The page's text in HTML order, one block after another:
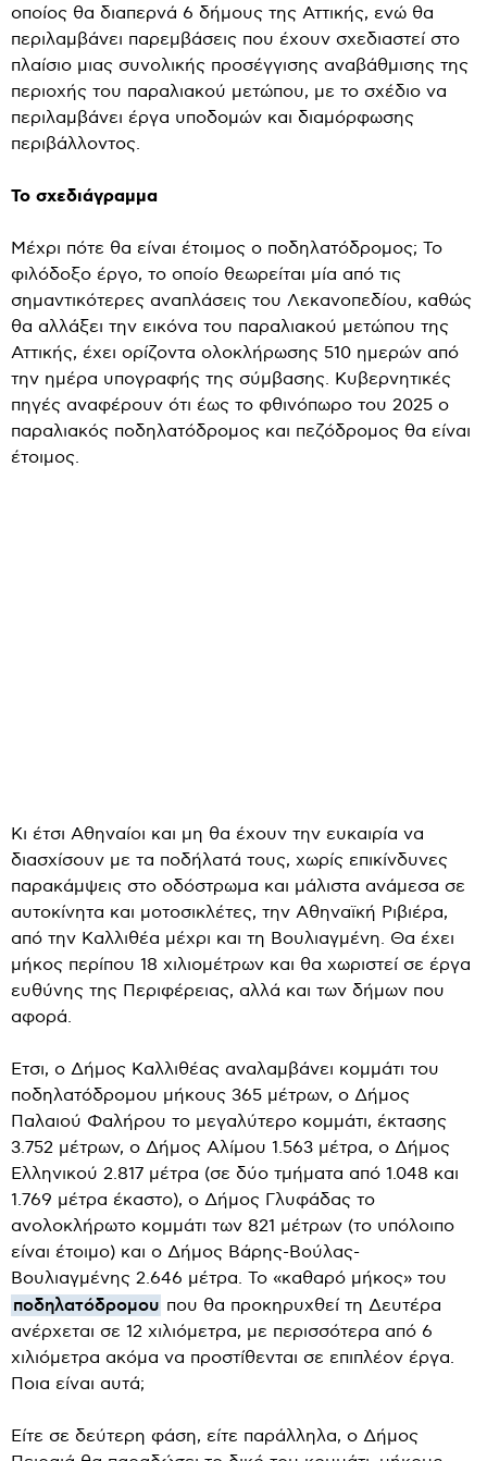
οποίος θα διαπερνά 6 δήμους της Αττικής, ενώ θα
περιλαμβάνει παρεμβάσεις που έχουν σχεδιαστεί στο
πλαίσιο μιας συνολικής προσέγγισης αναβάθμισης της
περιοχής του παραλιακού μετώπου, με το σχέδιο να
περιλαμβάνει έργα υποδομών και διαμόρφωσης
περιβάλλοντος.
Το σχεδιάγραμμα
Μέχρι πότε θα είναι έτοιμος ο ποδηλατόδρομος; Το
φιλόδοξο έργο, το οποίο θεωρείται μία από τις
σημαντικότερες αναπλάσεις του Λεκανοπεδίου, καθώς
θα αλλάξει την εικόνα του παραλιακού μετώπου της
Αττικής, έχει ορίζοντα ολοκλήρωσης 510 ημερών από
την ημέρα υπογραφής της σύμβασης. Κυβερνητικές
πηγές αναφέρουν ότι έως το φθινόπωρο του 2025 ο
παραλιακός ποδηλατόδρομος και πεζόδρομος θα είναι
έτοιμος.
Κι έτσι Αθηναίοι και μη θα έχουν την ευκαιρία να
διασχίσουν με τα ποδήλατά τους, χωρίς επικίνδυνες
παρακάμψεις στο οδόστρωμα και μάλιστα ανάμεσα σε
αυτοκίνητα και μοτοσικλέτες, την Αθηναϊκή Ριβιέρα,
από την Καλλιθέα μέχρι και τη Βουλιαγμένη. Θα έχει
μήκος περίπου 18 χιλιομέτρων και θα χωριστεί σε έργα
ευθύνης της Περιφέρειας, αλλά και των δήμων που
αφορά.
Ετσι, ο Δήμος Καλλιθέας αναλαμβάνει κομμάτι του
ποδηλατόδρομου μήκους 365 μέτρων, ο Δήμος
Παλαιού Φαλήρου το μεγαλύτερο κομμάτι, έκτασης
3.752 μέτρων, ο Δήμος Αλίμου 1.563 μέτρα, ο Δήμος
Ελληνικού 2.817 μέτρα (σε δύο τμήματα από 1.048 και
1.769 μέτρα έκαστο), ο Δήμος Γλυφάδας το
ανολοκλήρωτο κομμάτι των 821 μέτρων (το υπόλοιπο
είναι έτοιμο) και ο Δήμος Βάρης-Βούλας-
Βουλιαγμένης 2.646 μέτρα. Το «καθαρό μήκος» του
ποδηλατόδρομου που θα προκηρυχθεί τη Δευτέρα
ανέρχεται σε 12 χιλιόμετρα, με περισσότερα από 6
χιλιόμετρα ακόμα να προστίθενται σε επιπλέον έργα.
Ποια είναι αυτά;
Είτε σε δεύτερη φάση, είτε παράλληλα, ο Δήμος